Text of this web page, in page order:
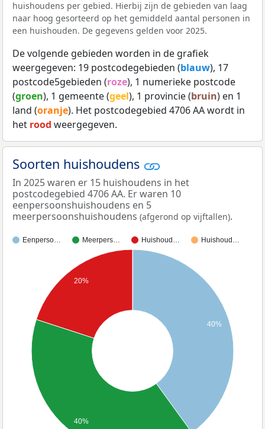
huishoudens per gebied. Hierbij zijn de gebieden van laag
naar hoog gesorteerd op het gemiddeld aantal personen in
een huishouden. De gegevens gelden voor 2025.
De volgende gebieden worden in de grafiek
weergegeven: 19 postcodegebieden (blauw), 17
postcode5gebieden (roze), 1 numerieke postcode
(groen), 1 gemeente (geel), 1 provincie (bruin) en 1
land (oranje). Het postcodegebied 4706 AA wordt in
het rood weergegeven.
Soorten huishoudens
In 2025 waren er 15 huishoudens in het
postcodegebied 4706 AA. Er waren 10
eenpersoonshuishoudens en 5
meerpersoonshuishoudens (afgerond op vijftallen).
Eenperso… Meerpers… Huishoud… Huishoud…
40%
20%
40%